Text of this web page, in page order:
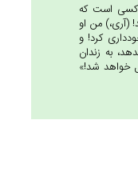
كسى است كه
(آرى،) من او
كرد! و
به زندان
خواهد شد!»